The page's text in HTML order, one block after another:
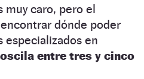
muy caro, pero el
dónde poder
especializados en
entre tres y cinco